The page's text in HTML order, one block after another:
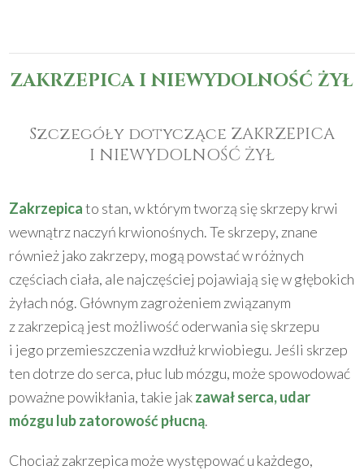
ZAKRZEPICA I NIEWYDOLNOŚĆ ŻYŁ
Szczegóły dotyczące ZAKRZEPICA
I NIEWYDOLNOŚĆ ŻYŁ
Zakrzepicato stan, w którym tworzą się skrzepy krwi
wewnątrz naczyń krwionośnych. Te skrzepy, znane
również jako zakrzepy, mogą powstać w różnych
częściach ciała, ale najczęściej pojawiają się w głębokich
żyłach nóg. Głównym zagrożeniem związanym
z zakrzepicą jest możliwość oderwania się skrzepu
i jego przemieszczenia wzdłuż krwiobiegu. Jeśli skrzep
ten dotrze do serca, płuc lub mózgu, może spowodować
poważne powikłania, takie jakzawał serca, udar
mózgu lub zatorowość płucną.
Chociaż zakrzepica może występować u każdego,